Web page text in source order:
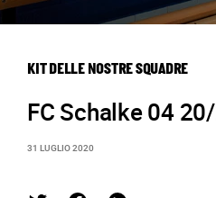
KIT DELLE NOSTRE SQUADRE
FC Schalke 04
31 LUGLIO 2020